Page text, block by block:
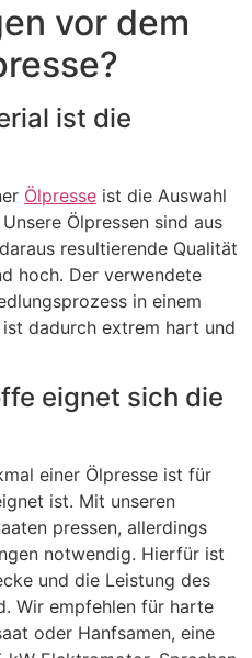
vor dem
ist die
Ölpresse ist die Auswahl
Ölpressen sind aus
resultierende Qualität
hoch. Der verwendete
in einem
dadurch extrem hart und
eignet sich die
einer Ölpresse ist für
ist. Mit unseren
pressen, allerdings
notwendig. Hierfür ist
und die Leistung des
Wir empfehlen für harte
oder Hanfsamen, eine